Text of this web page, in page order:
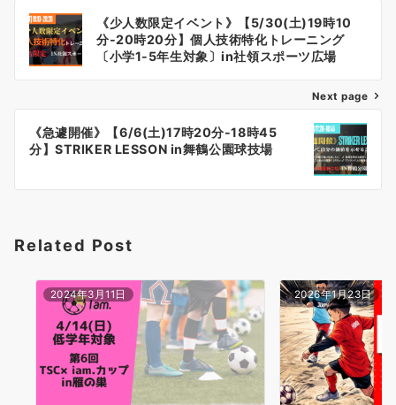
投
稿
ナ
ー
シ
ン
《少人数限定イベント》【5/30(土)19時10
分-20時20分】個人技術特化トレーニング
〔小学1-5年生対象〕in社領スポーツ広場
Next page
《急遽開催》【6/6(土)17時20分-18時45
分】STRIKER LESSON in舞鶴公園球技場
Related Post
2024年3月11日 2026年1月23日